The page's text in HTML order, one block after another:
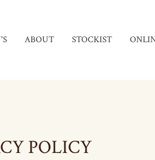
ABOUT STOCKIST
POLICY